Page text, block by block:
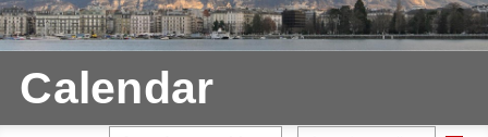
Calendar